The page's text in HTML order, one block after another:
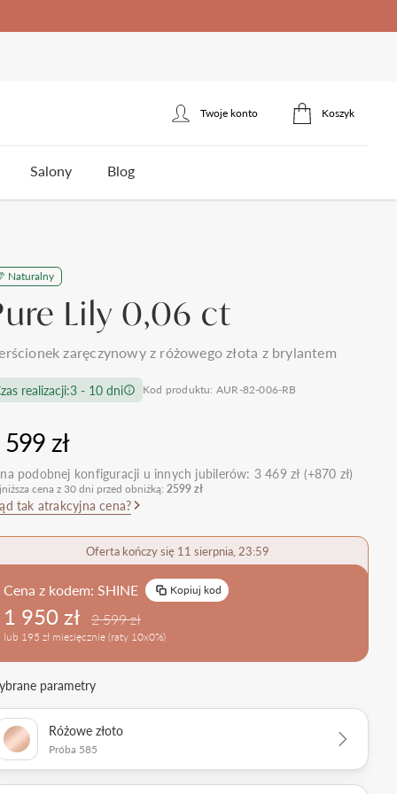
Twoje konto Koszyk
jednokamieniowe
trójkamieniowe
organiczny
klasyczne
obrączkowe
dostawki
Zobacz wszystkie >
do 2000zł
do 5000zł
>
klasyczne
nowoczesne
nietypowe
Obrączki Ślubne
Sprawdź bestsellery
Zobacz trendy
zaręczynowy
Kontakt
Salony Blog
wesela i ślubu Polecane produkty
Naturalny
Lily 0,06 ct
zaręczynowy z różowego złota z brylantem
realizacji:3 - 10 dni Kod produktu: AUR-82-006-RB
zł
podobnej konfiguracji u innych jubilerów: 3 469 zł (+870 zł)
cena z 30 dni przed obniżką: 2599 zł
tak atrakcyjna cena?
Oferta kończy się 11 sierpnia, 23:59
Cena z kodem: SHINE Kopiuj kod
1 950 zł 2 599 zł
lub 195 zł miesięcznie (raty 10x0%)
parametry
Różowe złoto
Próba 585